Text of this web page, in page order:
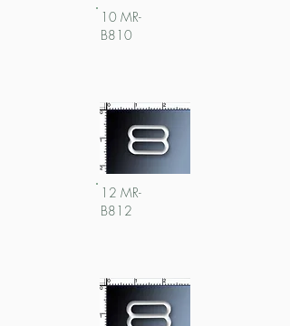
10 MR-
B810
12 MR-
B812